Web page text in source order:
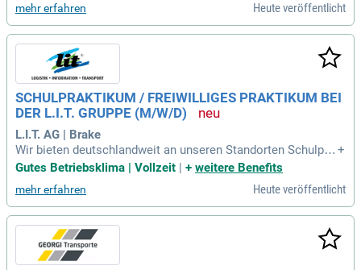
stikbranche funktioniert. Unser Leitsatz „Logistics is people
business“ verdeutlicht, wie wichtig unser Team für den Erfol
g ist. Während deines Praktikums durchläufst du verschiede
ne Abteilungen, um vielfältige Aufgaben und Prozesse kenn
enzulernen. Gestalte gemeinsam mit uns die Logistik von m
orgen und erweitere dein Wissen in der dynamischen Welt d
er Spedition. Bewirb dich jetzt und starte deine Karriere in ei
nem zukunftsorientierten Unternehmen!
mehr erfahren Heute veröffentlicht
SCHULPRAKTIKUM / FREIWILLIGES PRAKTIKUM BEI
DER L.I.T. GRUPPE (M/W/D)
L.I.T. AG | Brake
Wir bieten deutschlandweit an unseren Standorten Schulpra
ktika sowie freiwillige Praktika in folgenden Ausbildungsber
(m/w/d); Kaufleute für Büromanagement (m/w/d); Fachkraft
für Lagerlogistik
+
Gutes Betriebsklima | Vollzeit | + weitere Benefits
mehr erfahren Heute veröffentlicht